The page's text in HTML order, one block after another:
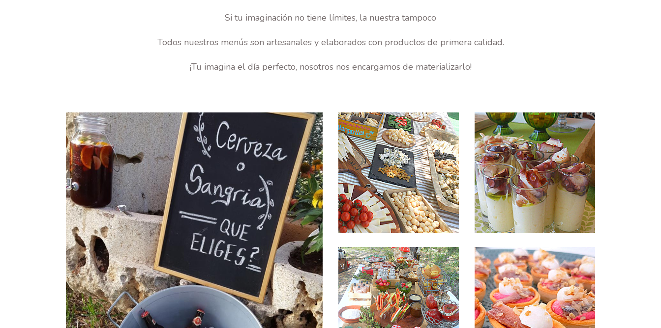
Si tu imaginación no tiene límites, la nuestra tampoco
Todos nuestros menús son artesanales y elaborados con productos de primera calidad.
¡Tu imagina el día perfecto, nosotros nos encargamos de materializarlo!